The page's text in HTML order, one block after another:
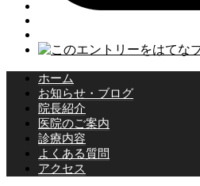
ホーム
お知らせ・ブログ
院長紹介
医院のご案内
診療内容
よくある質問
アクセス